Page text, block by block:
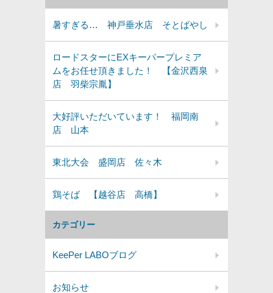
カテゴリー
KeePer LABOブログ
お知らせ
暑すぎる… 神戸垂水店 そとばやし
ロードスターにEXキーパープレミア
ムをお任せ頂きました！ 【金沢西泉
店 羽柴宗胤】
大好評いただいています！ 福岡南
店 山本
東北大会 盛岡店 佐々木
鶏そば 【越谷店 高橋】